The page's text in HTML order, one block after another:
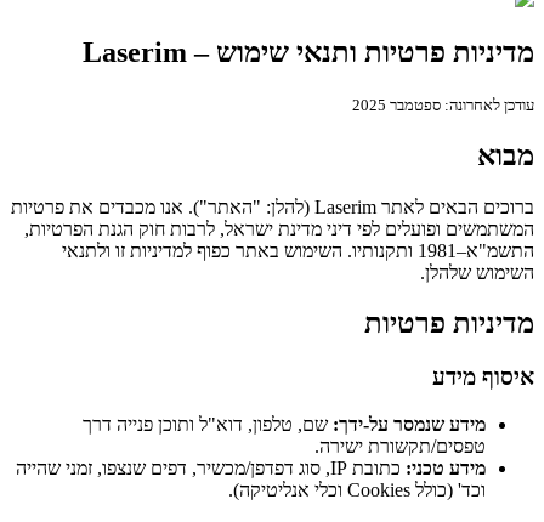
מדיניות פרטיות ותנאי שימוש – Laserim
עודכן לאחרונה: ספטמבר 2025
מבוא
ברוכים הבאים לאתר Laserim (להלן: "האתר"). אנו מכבדים את פרטיות
המשתמשים ופועלים לפי דיני מדינת ישראל, לרבות חוק הגנת הפרטיות,
התשמ"א–1981 ותקנותיו. השימוש באתר כפוף למדיניות זו ולתנאי
השימוש שלהלן.
מדיניות פרטיות
איסוף מידע
מידע שנמסר על-ידך: שם, טלפון, דוא"ל ותוכן פנייה דרך
טפסים/תקשורת ישירה.
מידע טכני:
כתובת IP, סוג דפדפן/מכשיר, דפים שנצפו, זמני שהייה
וכד' (כולל Cookies וכלי אנליטיקה).